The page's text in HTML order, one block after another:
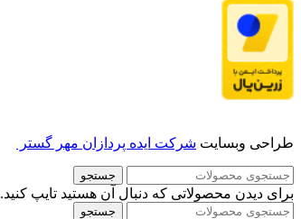
طراحی وبسایت شرکت ایده پردازان مهر گستر
جستجو
برای دیدن محصولاتی که دنبال آن هستید تایپ کنید.
جستجو